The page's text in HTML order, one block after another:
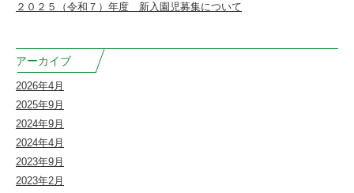
２０２５（令和７）年度 新入園児募集について
アーカイブ
2026年4月
2025年9月
2024年9月
2024年4月
2023年9月
2023年2月